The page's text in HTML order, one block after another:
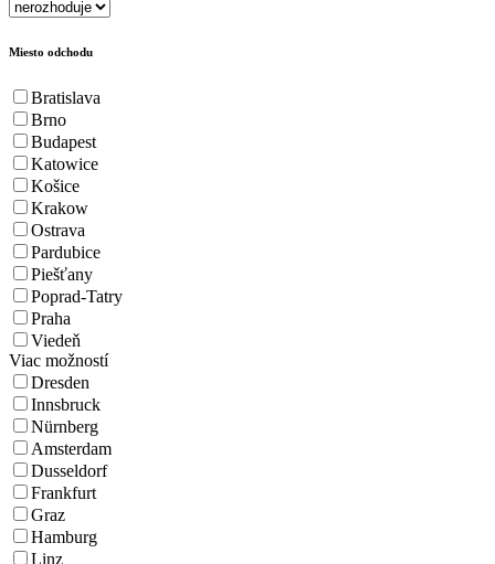
Miesto odchodu
Bratislava
Brno
Budapest
Katowice
Košice
Krakow
Ostrava
Pardubice
Piešťany
Poprad-Tatry
Praha
Viedeň
Viac možností
Dresden
Innsbruck
Nürnberg
Amsterdam
Dusseldorf
Frankfurt
Graz
Hamburg
Linz